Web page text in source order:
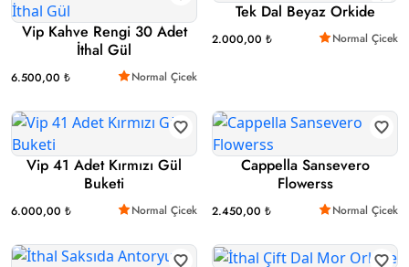
Vip Kahve Rengi 30 Adet
İthal Gül
6.500,00 ₺ Normal Çicek
Tek Dal Beyaz Orkide
2.000,00 ₺ Normal Çicek
Vip 41 Adet Kırmızı Gül
Buketi
6.000,00 ₺ Normal Çicek
Cappella Sansevero
Flowerss
2.450,00 ₺ Normal Çicek